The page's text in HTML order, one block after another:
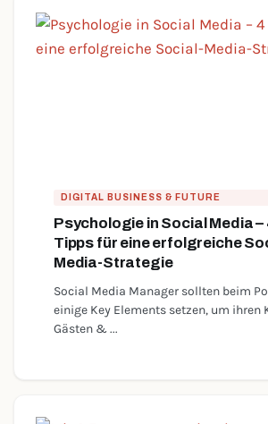
DIGITAL BUSINESS & FUTURE
Psychologie in Social Media –
Tipps für eine erfolgreiche
Media-Strategie
Social Media Manager sollten beim
einige Key Elements setzen, um ihren
Gästen & ...